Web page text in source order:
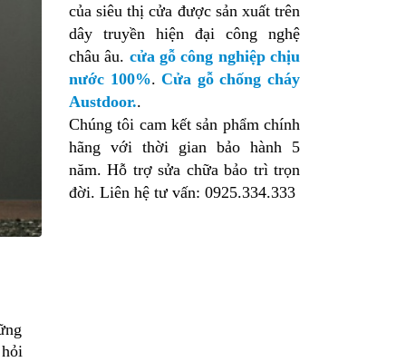
của siêu thị cửa được sản xuất trên
dây truyền hiện đại công nghệ
châu âu. cửa gỗ công nghiệp chịu
nước 100%.Cửa gỗ chống cháy
Austdoor..
Chúng tôi cam kết sản phẩm chính
hãng với thời gian bảo hành 5
năm. Hỗ trợ sửa chữa bảo trì trọn
đời. Liên hệ tư vấn: 0925.334.333